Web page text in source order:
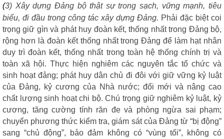
(3) Xây dựng Đảng bộ thật sự trong sạch, vững mạnh, tiêu
biểu, đi đầu trong công tác xây dựng Đảng. Phải đặc biệt coi
trọng giữ gìn và phát huy đoàn kết, thống nhất trong Đảng bộ,
rộng hơn là đoàn kết thống nhất trong Đảng để làm hạt nhân
duy trì đoàn kết, thống nhất trong toàn hệ thống chính trị và
toàn xã hội. Thực hiện nghiêm các nguyên tắc tổ chức và
sinh hoạt đảng; phát huy dân chủ đi đôi với giữ vững kỷ luật
của Đảng, kỷ cương của Nhà nước; đổi mới và nâng cao
chất lượng sinh hoạt chi bộ. Chú trọng giữ nghiêm kỷ luật, kỷ
cương, tăng cường tính răn đe và phòng ngừa sai phạm;
chuyển phương thức kiểm tra, giám sát của Đảng từ “bị động”
sang “chủ động”, bảo đảm không có “vùng tối”, không có